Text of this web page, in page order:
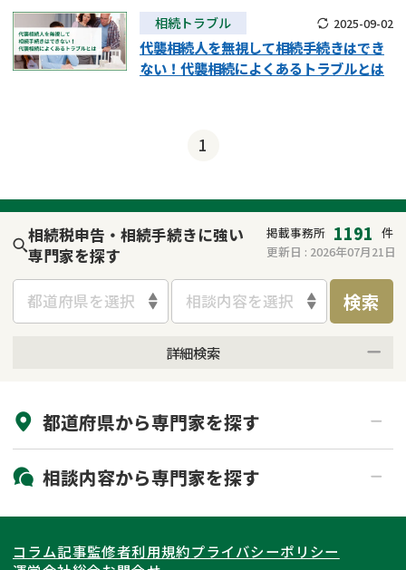
相続トラブル 2025-09-02
代襲相続人を無視して相続手続きはでき
ない！代襲相続によくあるトラブルとは
1
相続税申告・相続手続きに強い
専門家を探す
掲載事務所 1191 件
更新日 : 2026年07月21日
都道府県を選択 相談内容を選択 検索
詳細検索
初回相談無料
土日祝の相談可能
都道府県から専門家を探す
北海道・東北
北海道 青森県
関東
相談内容から専門家を探す
相続登記
遺産分割
コラム記事監修者利用規約プライバシーポリシー